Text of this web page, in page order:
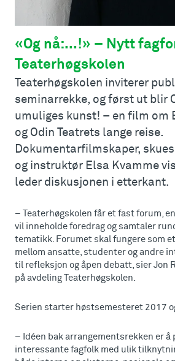
«Og nå:...!» – Nytt
Teaterhøgskolen
Teaterhøgskolen inviterer
seminarrekke, og først ut blir
umuliges kunst! – en film om
og Odin Teatrets lange reise.
Dokumentarfilmskaper,
og instruktør Elsa Kvamme
leder diskusjonen i etterkant.
– Teaterhøgskolen får et fast forum,
vil inneholde foredrag og samtaler
tematikk. Forumet skal fungere som
mellom ansatte, studenter og andre
til refleksjon og åpen debatt, sier Jon
på avdeling Teaterhøgskolen.
Serien starter høstsemesteret 2017
– Idéen bak arrangementsrekken er å
interessante fagfolk med ulik